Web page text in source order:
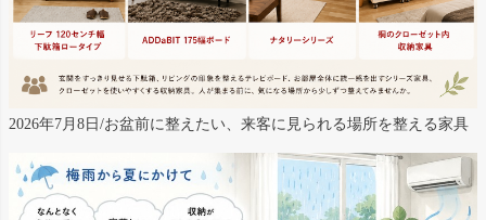
2026年7月8日/お盆前に整えたい、来客に見られる場所を整える家具